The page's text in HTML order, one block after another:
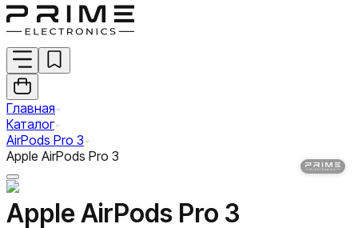
Главная
Каталог
AirPods Pro 3
Apple AirPods Pro 3
Apple AirPods Pro 3